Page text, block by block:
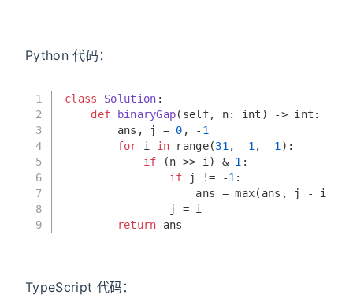
Python 代码：
1
2
3
4
5
6
7
8
9
class Solution :
def
binaryGap( self, n: int ) -> int :
        ans, j =
0 , - 1
for i in range(31 , -1 , -1 ):
if (n >> i) & 1 :
if j != -1 :
                    ans =
max(ans, j - i)
                j = i
return ans
TypeScript 代码：